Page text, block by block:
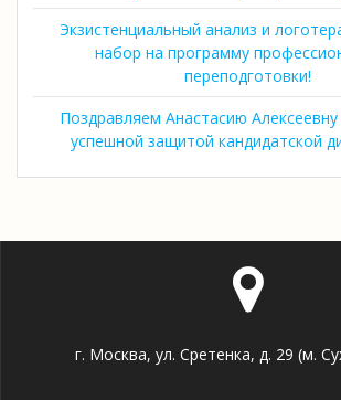
Экзистенциальный анализ и
набор на программу
переподготовки!
Поздравляем Анастасию
успешной защитой кандидатской
г. Москва, ул. Сретенка, д. 29 (м.